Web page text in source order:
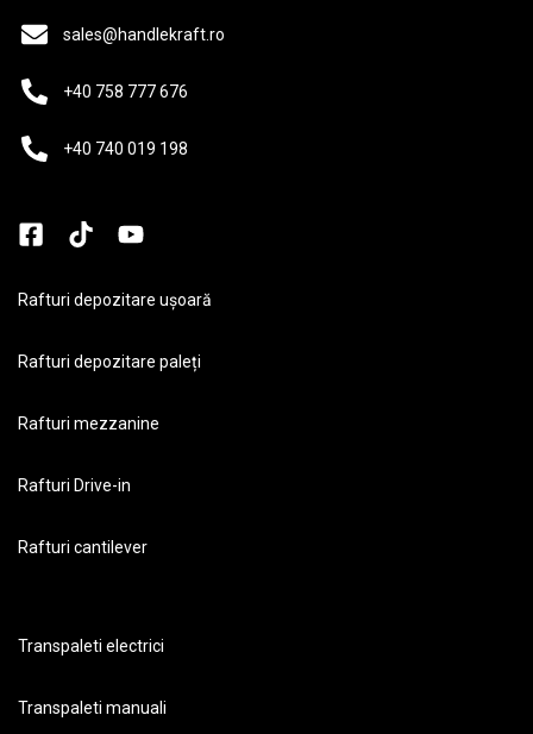
sales@handlekraft.ro
+40 758 777 676
+40 740 019 198
Rafturi depozitare ușoară
Rafturi depozitare paleți
Rafturi mezzanine
Rafturi Drive-in
Rafturi cantilever
Transpaleti electrici
Transpaleti manuali